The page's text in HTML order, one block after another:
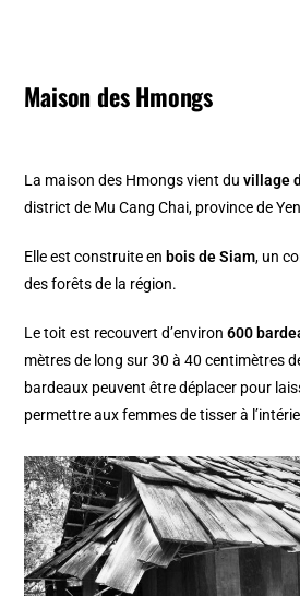
Maison des Hmongs
La maison des Hmongs vient duvillage
district de Mu Cang Chai, province de
Elle est construite en bois de Siam, un
des forêts de la région.
Le toit est recouvert d’environ600
mètres de long sur 30 à 40 centimètres
bardeaux peuvent être déplacer pour
permettre aux femmes de tisser à